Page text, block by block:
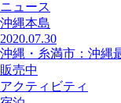
ニュース
沖縄本島
2020.07.30
沖縄・糸満市：沖縄
販売中
アクティビティ